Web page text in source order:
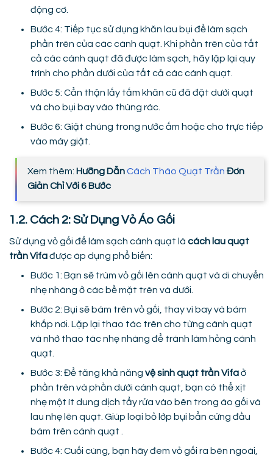
động cơ.
Bước 4: Tiếp tục sử dụng khăn lau bụi để làm sạch
phần trên của các cánh quạt. Khi phần trên của tất
cả các cánh quạt đã được làm sạch, hãy lặp lại quy
trình cho phần dưới của tất cả các cánh quạt.
Bước 5: Cẩn thận lấy tấm khăn cũ đã đặt dưới quạt
và cho bụi bay vào thùng rác.
Bước 6: Giặt chúng trong nước ấm hoặc cho trực tiếp
vào máy giặt.
Xem thêm: Hưỡng DẫnCách Tháo Quạt Trần Đơn
Giản Chỉ Với 6 Bước
1.2. Cách 2: Sử Dụng Vỏ Áo Gối
Sử dụng vỏ gối để làm sạch cánh quạt là cách lau quạt
trần Vifađược áp dụng phổ biến:
Bước 1: Bạn sẽ trùm vỏ gối lên cánh quạt và di chuyển
nhẹ nhàng ở các bề mặt trên và dưới.
Bước 2: Bụi sẽ bám trên vỏ gối, thay vì bay và bám
khắp nơi. Lặp lại thao tác trên cho từng cánh quạt
và nhớ thao tác nhẹ nhàng để tránh làm hỏng cánh
quạt.
Bước 3: Để tăng khả năng vệ sinh quạt trần Vifaở
phần trên và phần dưới cánh quạt, bạn có thể xịt
nhẹ một ít dung dịch tẩy rửa vào bên trong áo gối và
lau nhẹ lên quạt. Giúp loại bỏ lớp bụi bẩn cứng đầu
bám trên cánh quạt .
Bước 4: Cuối cùng, bạn hãy đem vỏ gối ra bên ngoài,